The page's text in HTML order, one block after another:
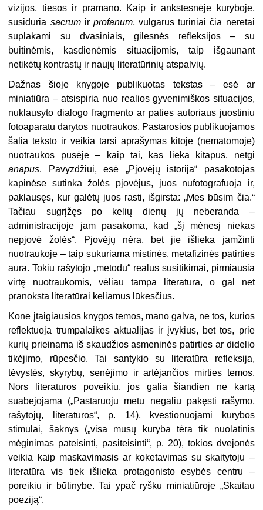
vizijos, tiesos ir pramano. Kaip ir ankstesnėje kūryboje,
susiduria sacrumir profanum, vulgarūs turiniai čia neretai
suplakami su dvasiniais, gilesnės refleksijos – su
buitinėmis, kasdienėmis situacijomis, taip išgaunant
netikėtų kontrastų ir naujų literatūrinių atspalvių.
Dažnas šioje knygoje publikuotas tekstas – esė ar
miniatiūra – atsispiria nuo realios gyvenimiškos situacijos,
nuklausyto dialogo fragmento ar paties autoriaus juostiniu
fotoaparatu darytos nuotraukos. Pastarosios publikuojamos
šalia teksto ir veikia tarsi aprašymas kitoje (nematomoje)
nuotraukos pusėje – kaip tai, kas lieka kitapus, netgi
anapus. Pavyzdžiui, esė „Pjovėjų istorija“ pasakotojas
kapinėse sutinka žolės pjovėjus, juos nufotografuoja ir,
paklausęs, kur galėtų juos rasti, išgirsta: „Mes būsim čia.“
Tačiau sugrįžęs po kelių dienų jų neberanda –
administracijoje jam pasakoma, kad „šį mėnesį niekas
nepjovė žolės“. Pjovėjų nėra, bet jie išlieka įamžinti
nuotraukoje – taip sukuriama mistinės, metafizinės patirties
aura. Tokiu rašytojo „metodu“ realūs susitikimai, pirmiausia
virtę nuotraukomis, vėliau tampa literatūra, o gal net
pranoksta literatūrai keliamus lūkesčius.
Kone įtaigiausios knygos temos, mano galva, ne tos, kurios
reflektuoja trumpalaikes aktualijas ir įvykius, bet tos, prie
kurių prieinama iš skaudžios asmeninės patirties ar didelio
tikėjimo, rūpesčio. Tai santykio su literatūra refleksija,
tėvystės, skyrybų, senėjimo ir artėjančios mirties temos.
Nors literatūros poveikiu, jos galia šiandien ne kartą
suabejojama („Pastaruoju metu negaliu pakęsti rašymo,
rašytojų, literatūros“, p. 14), kvestionuojami kūrybos
stimulai, šaknys („visa mūsų kūryba tėra tik nuolatinis
mėginimas pateisinti, pasiteisinti“, p. 20), tokios dvejonės
veikia kaip maskavimasis ar koketavimas su skaitytoju –
literatūra vis tiek išlieka protagonisto esybės centru –
poreikiu ir būtinybe. Tai ypač ryšku miniatiūroje „Skaitau
poeziją“.